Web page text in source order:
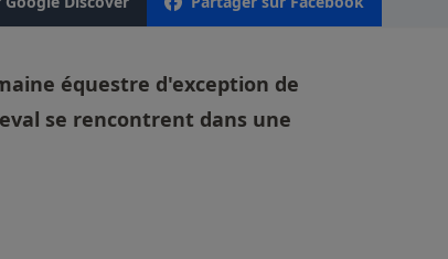
équestre d'exception de
se rencontrent dans une